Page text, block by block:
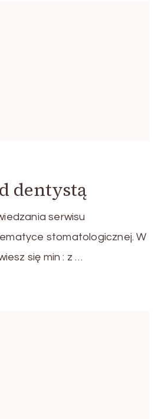
dentystą
serwisu
stomatologicznej. W
się min : z …